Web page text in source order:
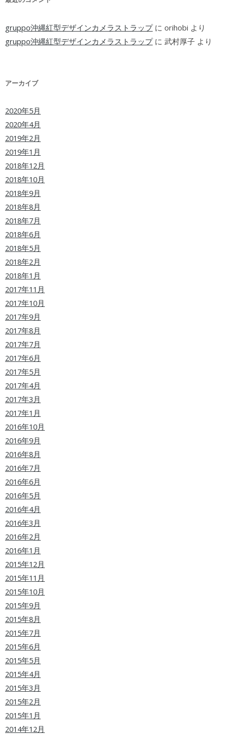
gruppo沖縄紅型デザインカメラストラップに orihobi より
gruppo沖縄紅型デザインカメラストラップに 武村厚子 より
アーカイブ
2020年5月
2020年4月
2019年2月
2019年1月
2018年12月
2018年10月
2018年9月
2018年8月
2018年7月
2018年6月
2018年5月
2018年2月
2018年1月
2017年11月
2017年10月
2017年9月
2017年8月
2017年7月
2017年6月
2017年5月
2017年4月
2017年3月
2017年1月
2016年10月
2016年9月
2016年8月
2016年7月
2016年6月
2016年5月
2016年4月
2016年3月
2016年2月
2016年1月
2015年12月
2015年11月
2015年10月
2015年9月
2015年8月
2015年7月
2015年6月
2015年5月
2015年4月
2015年3月
2015年2月
2015年1月
2014年12月